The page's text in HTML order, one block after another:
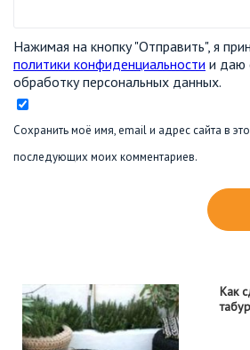
Нажимая на кнопку "Отправить", я
политики конфиденциальности и даю
обработку персональных данных.
Сохранить моё имя, email и адрес сайта в
последующих моих комментариев.
Как